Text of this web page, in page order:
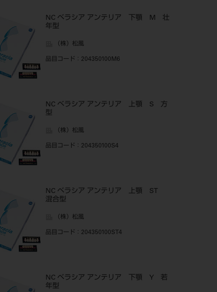
NC ベラシア アンテリア 下顎 M 壮
年型
（株）松風
品目コード ：204350100M6
NC ベラシア アンテリア 上顎 S 方
型
（株）松風
品目コード ：204350100S4
NC ベラシア アンテリア 上顎 ST
混合型
（株）松風
品目コード ：204350100ST4
NC ベラシア アンテリア 下顎 Y 若
年型